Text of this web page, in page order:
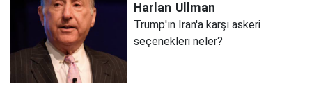
Harlan Ullman
Trump'ın İran'a karşı askeri
seçenekleri neler?